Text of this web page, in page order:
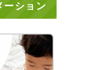
ーション